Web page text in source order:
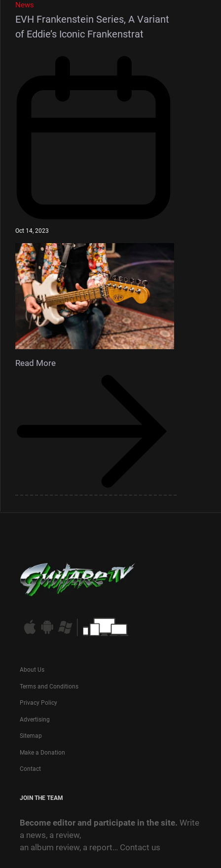
News
EVH Frankenstein Series, A Variant
of Eddie’s Iconic Frankenstrat
Oct 14, 2023
Read More
About Us
Terms and Conditions
Privacy Policy
Advertising
Sitemap
Make a Donation
Contact
JOIN THE TEAM
Become editor and participate in the site. Write
a news, a review,
an album review, a report… Contact us